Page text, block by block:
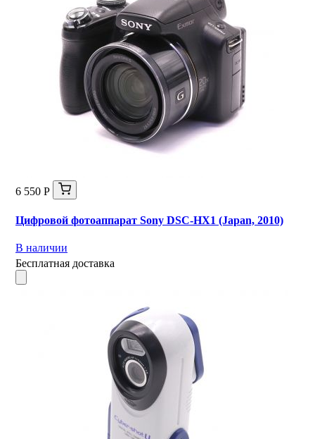
6 550 Р
Цифровой фотоаппарат Sony DSC-HX1 (Japan, 2010)
В наличии
Бесплатная доставка